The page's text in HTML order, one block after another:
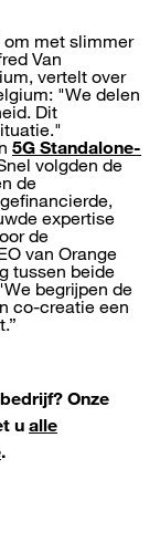
met slimmer
Van
vertelt over
"We delen
Dit
5G Standalone-
volgden de
de
expertise
de
van Orange
tussen beide
begrijpen de
co-creatie een
Onze
u alle
.